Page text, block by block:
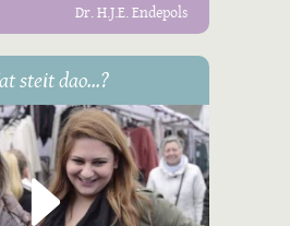
Dr. H.J.E. Endepols
steit dao...?